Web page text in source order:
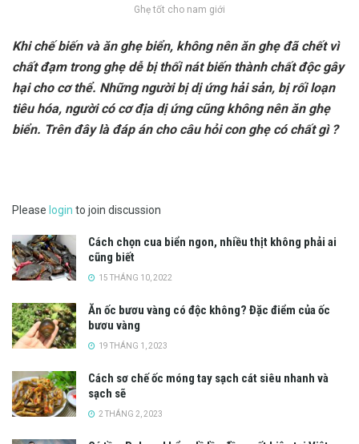
Ghẹ tốt cho nam giới
Khi chế biến và ăn ghẹ biển, không nên ăn ghẹ đã chết vì
chất đạm trong ghẹ dễ bị thối nát biến thành chất độc gây
hại cho cơ thể. Những người bị dị ứng hải sản, bị rối loạn
tiêu hóa, người có cơ địa dị ứng cũng không nên ăn ghẹ
biển. Trên đây là đáp án cho câu hỏi con ghẹ có chất gì ?
Please login to join discussion
Cách chọn cua biển ngon, nhiều thịt không phải ai
cũng biết
15 THÁNG 10, 2022
Ăn ốc bươu vàng có độc không? Đặc điểm của ốc
bươu vàng
19 THÁNG 1, 2023
Cách sơ chế ốc móng tay sạch cát siêu nhanh và
sạch sẽ
2 THÁNG 2, 2023